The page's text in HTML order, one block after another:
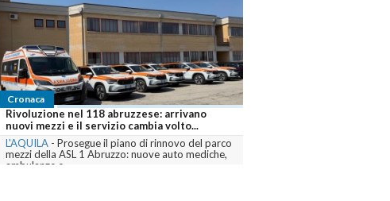
Cronaca
Rivoluzione nel 118 abruzzese: arrivano
nuovi mezzi e il servizio cambia volto...
L'AQUILA - Prosegue il piano di rinnovo del parco
mezzi della ASL 1 Abruzzo: nuove auto mediche,
ambulanze e...